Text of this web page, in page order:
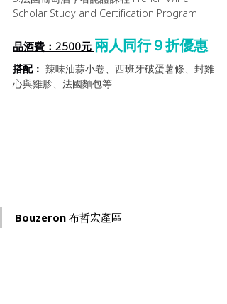
Scholar Study and Certification Program
品酒費：2500元 兩人同行９折優惠
搭配： 辣味油蒜小卷、西班牙破蛋薯條、 封雞
心與雞胗、法國麵包等
Bouzeron 布哲宏產區